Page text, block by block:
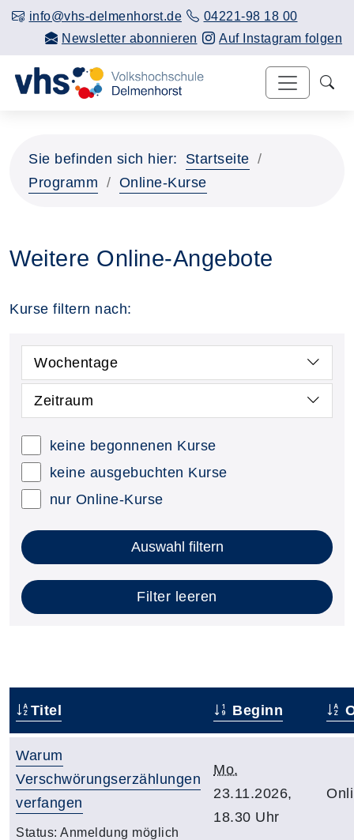
info@vhs-delmenhorst.de
04221-98 18 00
Newsletter abonnieren
Auf Instagram folgen
Sie befinden sich hier:
Startseite
Programm
Online-Kurse
Weitere Online-Angebote
Kurse filtern nach:
Wochentage
Zeitraum
keine begonnenen Kurse
keine ausgebuchten Kurse
nur Online-Kurse
Auswahl filtern
Filter leeren
Titel Beginn
Warum
Verschwörungserzählungen
verfangen
Status: Anmeldung möglich
Mo.
23.11.2026,
18.30 Uhr